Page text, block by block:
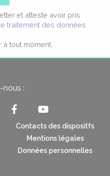
et atteste avoir pris
traitement des données
à tout moment.
nous :
Contacts des dispositfs
Mentions légales
Données personnelles